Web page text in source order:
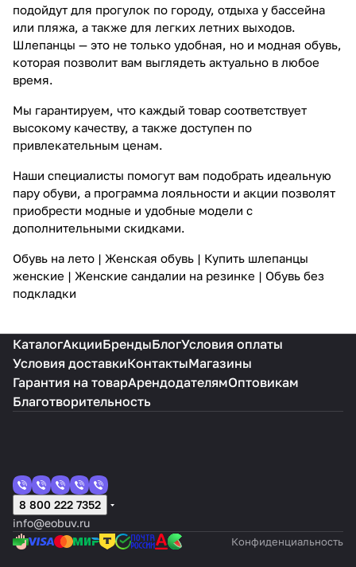
подойдут для прогулок по городу, отдыха у бассейна
или пляжа, а также для легких летних выходов.
Шлепанцы — это не только удобная, но и модная обувь,
которая позволит вам выглядеть актуально в любое
время.
Мы гарантируем, что каждый товар соответствует
высокому качеству, а также доступен по
привлекательным ценам.
Наши специалисты помогут вам подобрать идеальную
пару обуви, а программа лояльности и акции позволят
приобрести модные и удобные модели с
дополнительными скидками.
Обувь на лето | Женская обувь | Купить шлепанцы
женские | Женские сандалии на резинке | Обувь без
подкладки
КаталогАкцииБрендыБлогУсловия оплаты
Условия доставкиКонтактыМагазины
Гарантия на товарАрендодателямОптовикам
Благотворительность
8 800 222 7352
info@eobuv.ru
Конфиденциальность